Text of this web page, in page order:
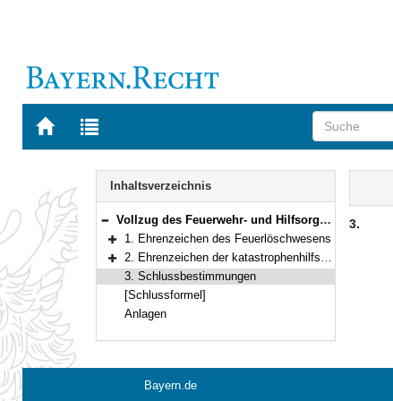
Zur
BAYERN.RECHT
Zur
letzten
Navigation
Inhaltsverzeichnis
Bereich reduzieren
Vollzug des Feuerwehr- und Hilfsorganisationen-Ehrenzeichengesetzes
Bereich erweitern
1. Ehrenzeichen des Feuerlöschwesens
Bereich erweitern
2. Ehrenzeichen der katastrophenhilfspflichtigen, im Rettungsdienst mitwirkenden freiwilligen Hilfsorganisationen und der Bundesanstalt Technisches Hilfswerk Landesverband Bayern (THW)
3. Schlussbestimmungen
[Schlussformel]
Anlagen
3.
Bayern.de